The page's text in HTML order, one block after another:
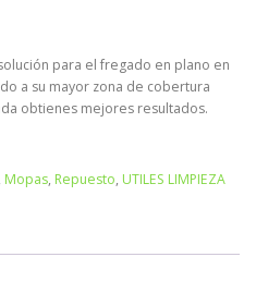
para el fregado en plano en
a su mayor zona de cobertura
obtienes mejores resultados.
Mopas, Repuesto, UTILES LIMPIEZA